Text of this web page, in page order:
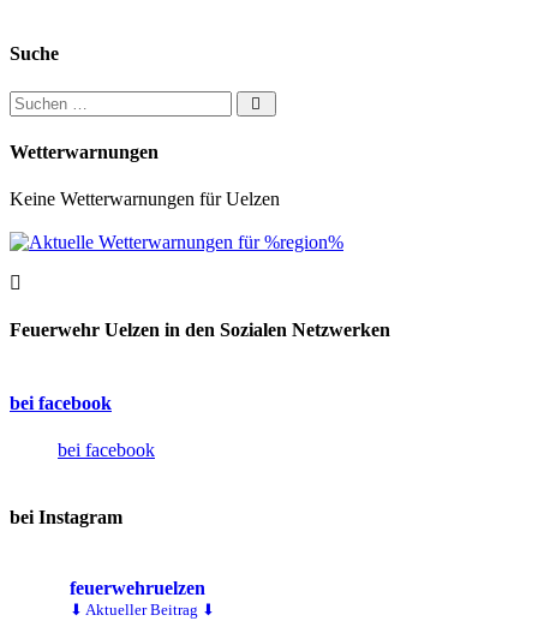
Suche
Suchen nach:
Wetterwarnungen
Keine Wetterwarnungen für Uelzen
Feuerwehr Uelzen in den Sozialen Netzwerken
bei facebook
bei facebook
bei Instagram
feuerwehruelzen
⬇ Aktueller Beitrag ⬇